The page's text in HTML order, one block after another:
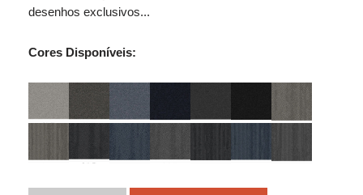
desenhos exclusivos...
Cores Disponíveis: